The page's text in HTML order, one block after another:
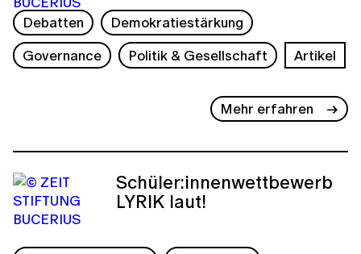
Debatten
Demokratiestärkung
Governance
Politik & Gesellschaft Artikel
Mehr erfahren
Schüler:innenwettbewerb
LYRIK laut!